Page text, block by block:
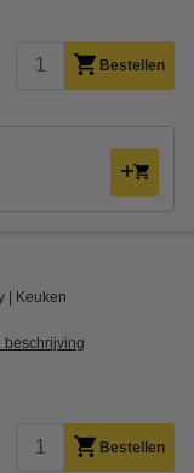
Bestellen
Keuken
beschrijving
Bestellen